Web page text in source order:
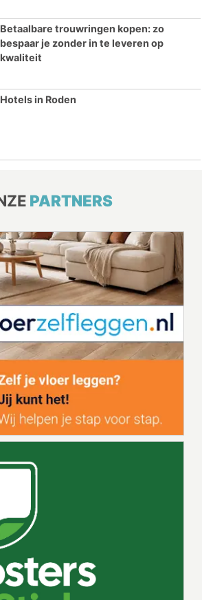
Betaalbare trouwringen kopen: zo
bespaar je zonder in te leveren op
kwaliteit
Hotels in Roden
PARTNERS